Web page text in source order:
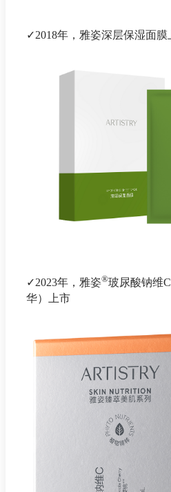
✓2018年，雅姿深层保湿面膜
✓2023年，雅姿®玻尿酸钠维
华）上市